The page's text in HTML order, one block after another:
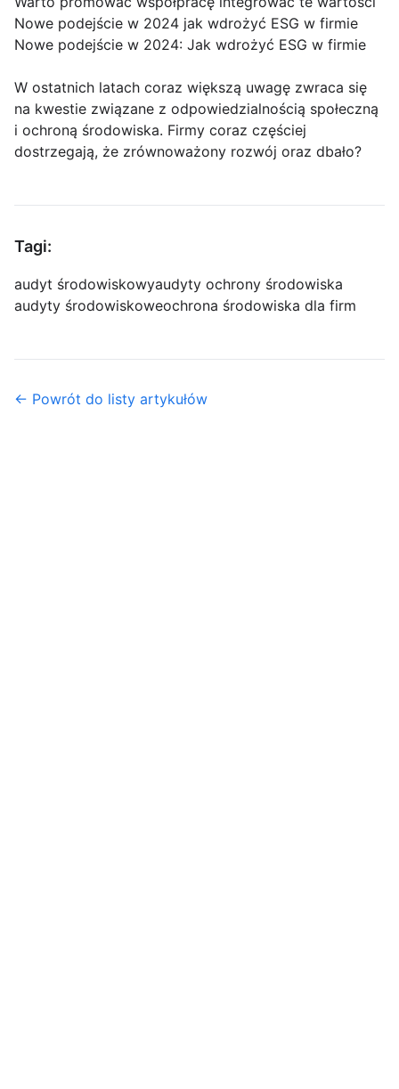
Nowe podejście w 2024 jak wdrożyć ESG w firmie
Nowe podejście w 2024: Jak wdrożyć ESG w firmie
W ostatnich latach coraz większą uwagę zwraca się
na kwestie związane z odpowiedzialnością społeczną
i ochroną środowiska. Firmy coraz częściej
dostrzegają, że zrównoważony rozwój oraz dbało?
Tagi:
audyt środowiskowyaudyty ochrony środowiska
audyty środowiskoweochrona środowiska dla firm
← Powrót do listy artykułów